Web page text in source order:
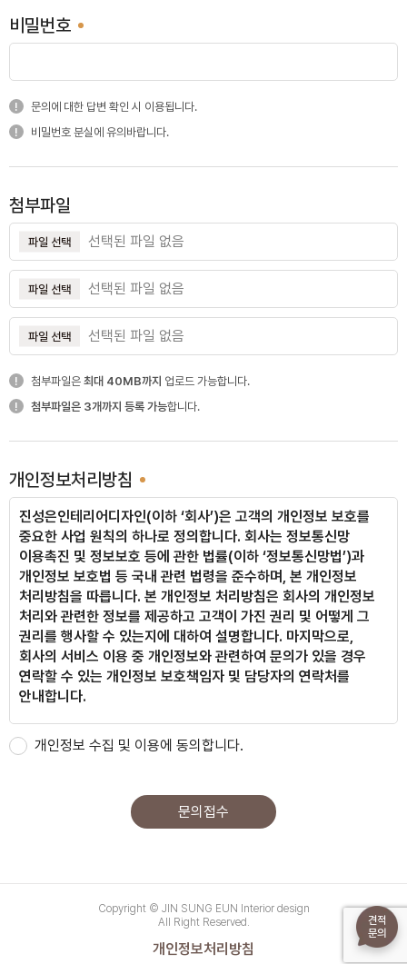
여의도 삼부아파트
사당 롯데캐슬
도곡 래미안
옥수 어울림
안양 푸르지오
논현 D아파트
비밀번호
문의에 대한 답변 확인 시 이용됩니다.
비밀번호 분실에 유의바랍니다.
첨부파일
파일 선택 선택된 파일 없음
파일 선택 선택된 파일 없음
파일 선택 선택된 파일 없음
첨부파일은 최대 40MB까지 업로드 가능합니다.
첨부파일은 3개까지 등록 가능합니다.
개인정보처리방침
진성은인테리어디자인(이하 ‘회사’)은 고객의 개인정보 보호를
중요한 사업 원칙의 하나로 정의합니다. 회사는 정보통신망
이용촉진 및 정보보호 등에 관한 법률(이하 ‘정보통신망법’)과
개인정보 보호법 등 국내 관련 법령을 준수하며, 본 개인정보
처리방침을 따릅니다. 본 개인정보 처리방침은 회사의 개인정보
처리와 관련한 정보를 제공하고 고객이 가진 권리 및 어떻게 그
권리를 행사할 수 있는지에 대하여 설명합니다. 마지막으로,
회사의 서비스 이용 중 개인정보와 관련하여 문의가 있을 경우
연락할 수 있는 개인정보 보호책임자 및 담당자의 연락처를
안내합니다.
본 방침은 : 2022년 04월 19일 부터 시행됩니다.
회사는 수집한 개인정보를 다음의 목적을 위해 활용합니다.
개인정보는 다음의 목적 이외의 용도로는 사용되지 아니하며,
이용목적
홈페이지 문의 관리
수집하는 개인정보 항목 및 수집방법
개인정보 수집 및 이용에 동의합니다.
문의접수
Copyright © JIN SUNG EUN Interior design
All Right Reserved.
개인정보처리방침
견적
문의